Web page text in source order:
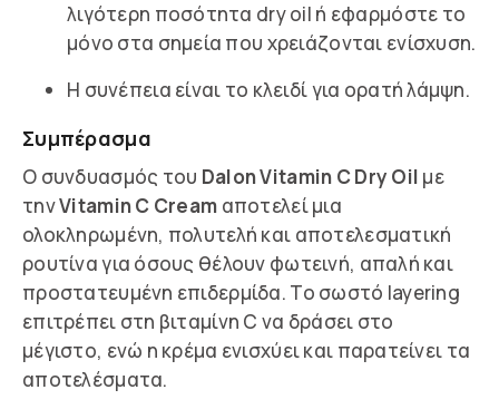
λιγότερη ποσότητα dry oil ή εφαρμόστε το
μόνο στα σημεία που χρειάζονται ενίσχυση.
Η συνέπεια είναι το κλειδί για ορατή λάμψη.
Συμπέρασμα
Ο συνδυασμός του Dalon Vitamin C Dry Oil με
τηνVitamin C Cream αποτελεί μια
ολοκληρωμένη, πολυτελή και αποτελεσματική
ρουτίνα για όσους θέλουν φωτεινή, απαλή και
προστατευμένη επιδερμίδα. Το σωστό layering
επιτρέπει στη βιταμίνη C να δράσει στο
μέγιστο, ενώ η κρέμα ενισχύει και παρατείνει τα
αποτελέσματα.